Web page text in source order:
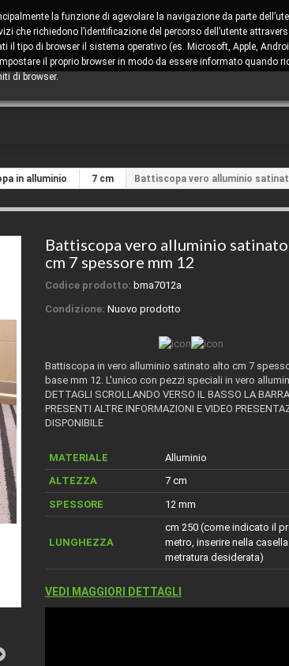
in alluminio 7 cm Battiscopa vero alluminio
Battiscopa vero alluminio
cm 7 spessore mm 12
Codice prodotto: bma7012a
Condizione: Nuovo prodotto
Battiscopa in vero alluminio satinato alto cm 7
base mm 12. L'unico con pezzi speciali in vero
DETTAGLI SCROLLANDO VERSO IL BASSO LA
PRESENTI ALTRE INFORMAZIONI E VIDEO
DISPONIBILE
MATERIALE
Alluminio
ALTEZZA
7 cm
SPESSORE
12 mm
LUNGHEZZA
cm 250 (come indicato il
metro, inserire nella
metratura desiderata)
VEDI MAGGIORI DETTAGLI
la funzione di agevolare la navigazione da parte
richiedono l’identificazione del percorso dell’utente
di browser il sistema operativo (es. Microsoft, Apple,
il proprio browser in modo da essere informato quando
di browser.